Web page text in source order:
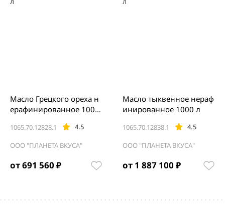
от 691 560 ₽
1065.70.12828.1 4.5
Масло Грецкого ореха н
ерафинированное 1000
ООО "ПЛАНЕТА ВКУСА"
от 1 887 100 ₽
1065.70.12838.1 4.5
Масло тыквенное нераф
инированное 1000 л
ООО "ПЛАНЕТА ВКУСА"
5